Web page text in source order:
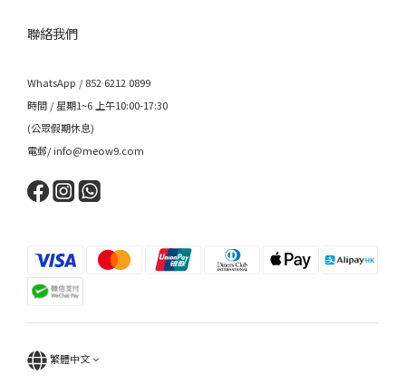
聯絡我們
WhatsApp / 852 6212 0899
時間 / 星期1~6 上午10:00-17:30
(公眾假期休息)
電郵/ info@meow9.com
繁體中文